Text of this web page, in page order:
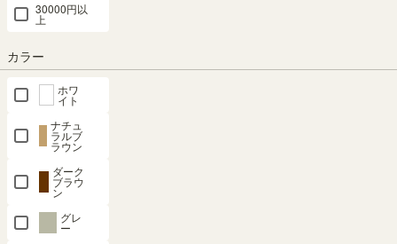
30000円以
上
カラー
ホワ
イト
ナチュ
ラルブ
ラウン
ダーク
ブラウ
ン
グレ
ー